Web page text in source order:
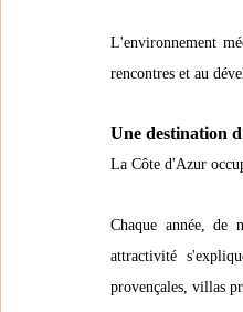
L'environnement
rencontres et au
Une destination
La Côte d'Azur
Chaque année, de
attractivité
provençales, villas